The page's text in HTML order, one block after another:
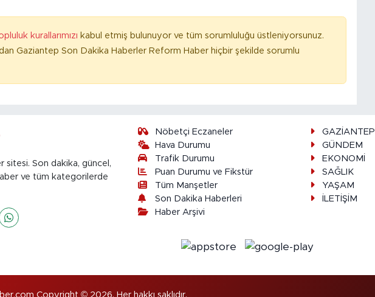
kurallarımızı kabul etmiş bulunuyor ve tüm sorumluluğu üstleniyorsunuz.
Gaziantep Son Dakika Haberler Reform Haber hiçbir şekilde sorumlu
sitesi. Son dakika, güncel,
ve tüm kategorilerde
Nöbetçi Eczaneler
Hava Durumu
Trafik Durumu
Puan Durumu ve Fikstür
Tüm Manşetler
Son Dakika Haberleri
Haber Arşivi
GAZİANTEP
GÜNDEM
EKONOMİ
SAĞLIK
YAŞAM
İLETİŞİM
Copyright © 2026. Her hakkı saklıdır.